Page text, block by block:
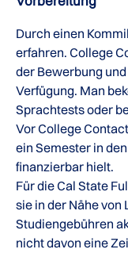
Durch einen
erfahren. College
der Bewerbung
Verfügung. Man
Sprachtests oder
Vor College
ein Semester in
finanzierbar hielt.
Für die Cal State
sie in der Nähe von
Studiengebühren
nicht davon eine